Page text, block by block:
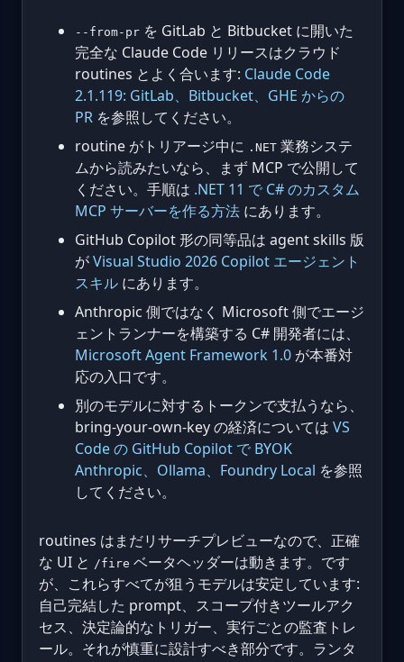
--from-pr を GitLab と Bitbucket に開いた
完全な Claude Code リリースはクラウド
routines とよく合います: Claude Code
2.1.119: GitLab、Bitbucket、GHE からの
PR を参照してください。
routine がトリアージ中に .NET 業務システ
ムから読みたいなら、まず MCP で公開して
ください。手順は .NET 11 で C# のカスタム
MCP サーバーを作る方法 にあります。
GitHub Copilot 形の同等品は agent skills 版
がVisual Studio 2026 Copilot エージェント
スキル にあります。
Anthropic 側ではなく Microsoft 側でエージ
ェントランナーを構築する C# 開発者には、
Microsoft Agent Framework 1.0 が本番対
応の入口です。
別のモデルに対するトークンで支払うなら、
bring-your-own-key の経済については VS
Code の GitHub Copilot で BYOK
Anthropic、Ollama、Foundry Local を参照
してください。
routines はまだリサーチプレビューなので、正確
な UI と /fire ベータヘッダーは動きます。です
が、これらすべてが狙うモデルは安定しています:
自己完結した prompt、スコープ付きツールアク
セス、決定論的なトリガー、実行ごとの監査トレ
ール。それが慎重に設計すべき部分です。ランタ